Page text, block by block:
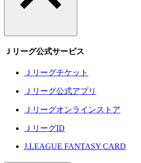
Ｊリーグ公式サービス
Ｊリーグチケット
Ｊリーグ公式アプリ
Ｊリーグオンラインストア
ＪリーグID
J.LEAGUE FANTASY CARD